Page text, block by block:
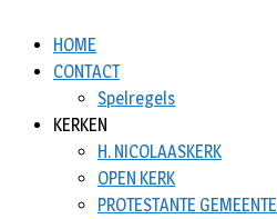
HOME
CONTACT
Spelregels
KERKEN
H. NICOLAASKERK
OPEN KERK
PROTESTANTE